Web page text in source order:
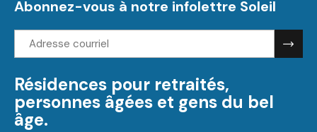
Abonnez-vous à notre infolettre Soleil
Adresse
courriel:
Résidences pour retraités,
personnes âgées et gens du bel
âge.